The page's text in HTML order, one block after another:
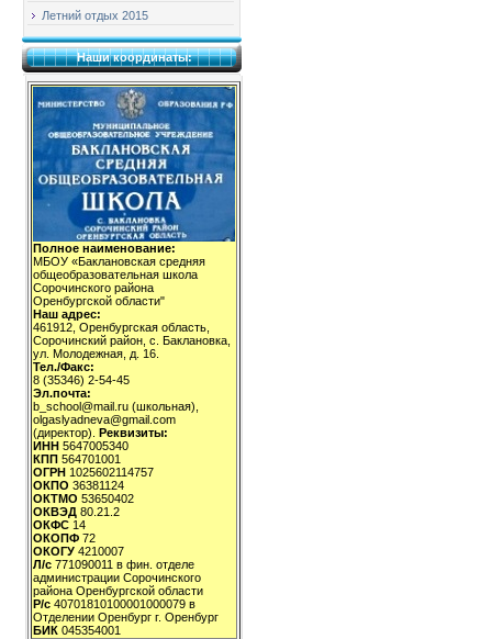
Летний отдых 2015
Наши координаты:
Полное наименование:
МБОУ «Баклановская средняя
общеобразовательная школа
Сорочинского района
Оренбургской области"
Наш адрес:
461912, Оренбургская область,
Сорочинский район, с. Баклановка,
ул. Молодежная, д. 16.
Тел./Факс:
8 (35346) 2-54-45
Эл.почта:
b_school@mail.ru (школьная),
olgaslyadneva@gmail.com
(директор). Реквизиты:
ИНН 5647005340
КПП 564701001
ОГРН 1025602114757
ОКПО 36381124
ОКТМО 53650402
ОКВЭД 80.21.2
ОКФС 14
ОКОПФ 72
ОКОГУ 4210007
Л/с 771090011 в фин. отделе
администрации Сорочинского
района Оренбургской области
Р/с 40701810100001000079 в
Отделении Оренбург г. Оренбург
БИК 045354001